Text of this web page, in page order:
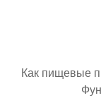
Как пищевые